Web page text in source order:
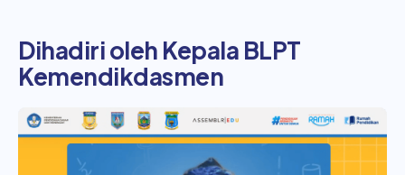
Dihadiri oleh Kepala BLPT
Kemendikdasmen